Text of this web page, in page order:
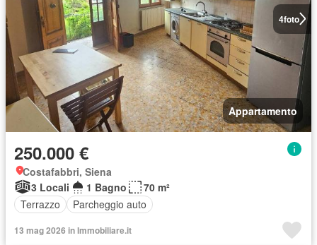
4foto
Appartamento
250.000 €
Costafabbri, Siena
3 Locali
1 Bagno
70 m²
Terrazzo
Parcheggio auto
13 mag 2026 in Immobiliare.it